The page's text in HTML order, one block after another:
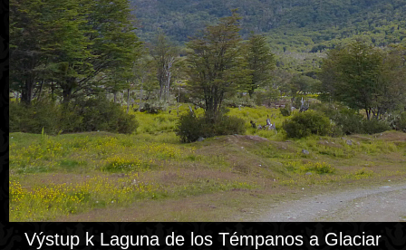
Výstup k Laguna de los Témpanos a Glaciar